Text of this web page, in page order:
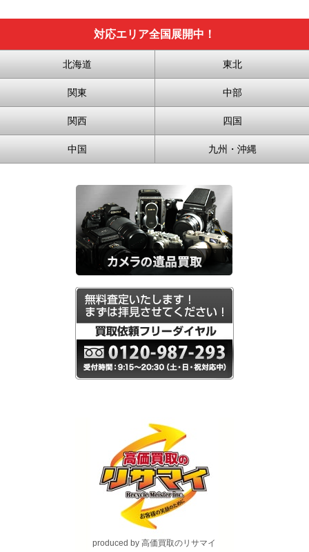
対応エリア全国展開中！
北海道 東北
関東 中部
関西 四国
中国 九州・沖縄
produced by 高価買取のリサマイ